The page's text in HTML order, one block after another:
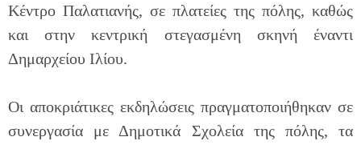
Κέντρο Παλατιανής, σε πλατείες της πόλης, καθώς
και στην κεντρική στεγασμένη σκηνή έναντι
Δημαρχείου Ιλίου.
Οι αποκριάτικες εκδηλώσεις πραγματοποιήθηκαν σε
συνεργασία με Δημοτικά Σχολεία της πόλης, τα